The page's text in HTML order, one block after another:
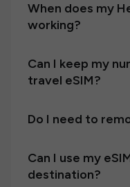
When does my
working?
Can I keep my
travel eSIM?
Do I need to
Can I use my
destination?